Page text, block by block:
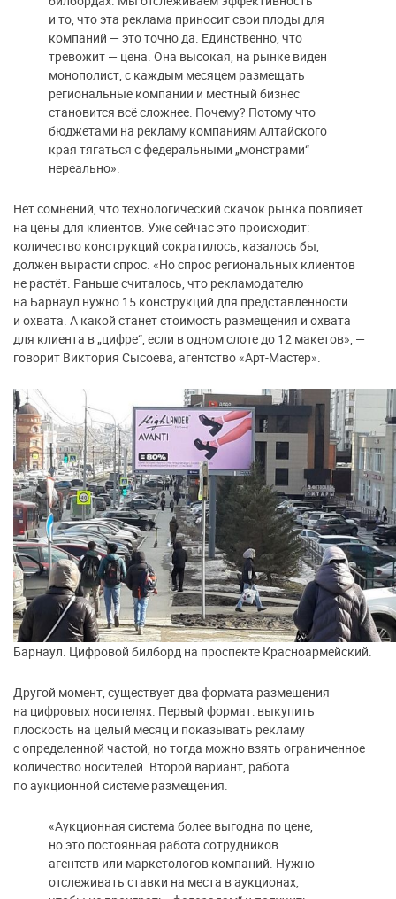
и то, что эта реклама приносит свои плоды для
компаний — это точно да. Единственно, что
тревожит — цена. Она высокая, на рынке виден
монополист, с каждым месяцем размещать
региональные компании и местный бизнес
становится всё сложнее. Почему? Потому что
бюджетами на рекламу компаниям Алтайского
края тягаться с федеральными „монстрами“
нереально».
Нет сомнений, что технологический скачок рынка повлияет
на цены для клиентов. Уже сейчас это происходит:
количество конструкций сократилось, казалось бы,
должен вырасти спрос. «Но спрос региональных клиентов
не растёт. Раньше считалось, что рекламодателю
на Барнаул нужно 15 конструкций для представленности
и охвата. А какой станет стоимость размещения и охвата
для клиента в „цифре“, если в одном слоте до 12 макетов», —
говорит Виктория Сысоева, агентство «Арт-Мастер».
Барнаул. Цифровой билборд на проспекте Красноармейский.
Другой момент, существует два формата размещения
на цифровых носителях. Первый формат: выкупить
плоскость на целый месяц и показывать рекламу
с определенной частой, но тогда можно взять ограниченное
количество носителей. Второй вариант, работа
по аукционной системе размещения.
«Аукционная система более выгодна по цене,
но это постоянная работа сотрудников
агентств или маркетологов компаний. Нужно
отслеживать ставки на места в аукционах,